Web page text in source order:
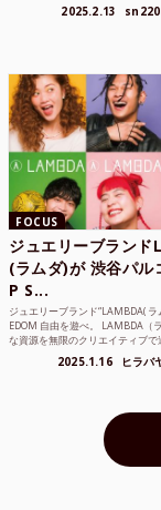
2025.2.13
FOCUS
ジュエリーブランド
(ラムダ)が 渋谷パル
P S...
ジュエリーブランド“LAMBDA( ラ
EDOM 自由を遊べ。 LAMBDA（
な資源を無限のクリエイティブで
2025.1.16 ヒラバ